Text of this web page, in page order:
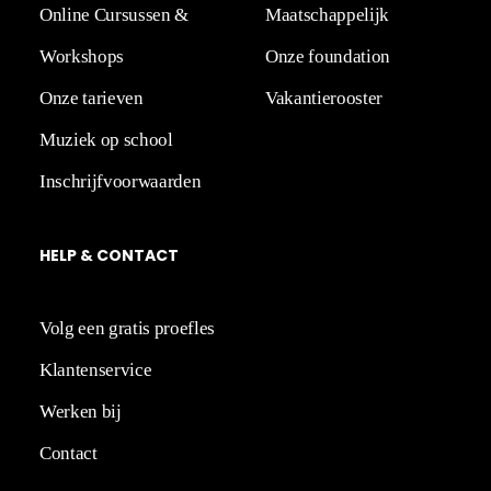
Online Cursussen &
Workshops
Onze tarieven
Muziek op school
Inschrijfvoorwaarden
Maatschappelijk
Onze foundation
Vakantierooster
HELP & CONTACT
Volg een gratis proefles
Klantenservice
Werken bij
Contact